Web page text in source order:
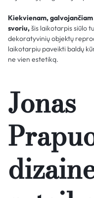
Kiekvienam,
svoriu,šis laikotarpis siūlo
dekoratyvinių objektų
laikotarpiu paveikti baldų
ne vien estetiką.
Jonas